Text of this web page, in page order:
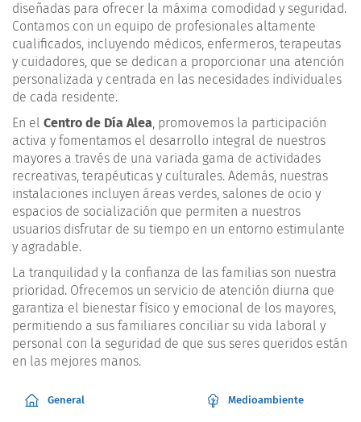
diseñadas para ofrecer la máxima comodidad y seguridad.
Contamos con un equipo de profesionales altamente
cualificados, incluyendo médicos, enfermeros, terapeutas
y cuidadores, que se dedican a proporcionar una atención
personalizada y centrada en las necesidades individuales
de cada residente.
En el Centro de Día Alea, promovemos la participación
activa y fomentamos el desarrollo integral de nuestros
mayores a través de una variada gama de actividades
recreativas, terapéuticas y culturales. Además, nuestras
instalaciones incluyen áreas verdes, salones de ocio y
espacios de socialización que permiten a nuestros
usuarios disfrutar de su tiempo en un entorno estimulante
y agradable.
La tranquilidad y la confianza de las familias son nuestra
prioridad. Ofrecemos un servicio de atención diurna que
garantiza el bienestar físico y emocional de los mayores,
permitiendo a sus familiares conciliar su vida laboral y
personal con la seguridad de que sus seres queridos están
en las mejores manos.
General Medioambiente